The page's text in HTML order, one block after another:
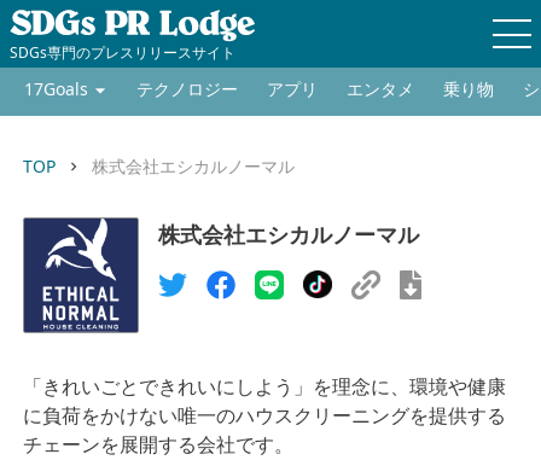
SDGs専門のプレスリリースサイト
17Goals テクノロジー アプリ エンタメ 乗り物
TOP keyboard_arrow_right 株式会社エシカルノーマル
株式会社エシカルノーマル
「きれいごとできれいにしよう」を理念に、環境や健康
に負荷をかけない唯一のハウスクリーニングを提供する
チェーンを展開する会社です。